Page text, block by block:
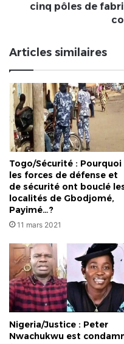
continent
cinq pôles de
Articles similaires
Togo/Sécurité : Pourquoi
les forces de défense et
de sécurité ont bouclé
localités de Gbodjomé,
Payimé…?
11 mars 2021
Nigeria/Justice : Peter
Nwachukwu est